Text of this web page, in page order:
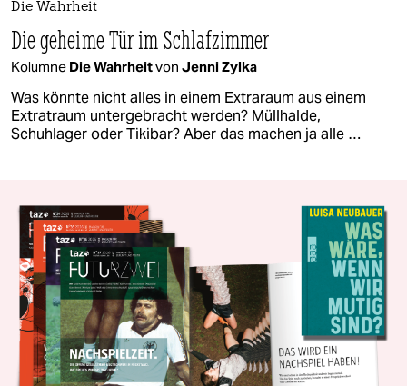
Die Wahrheit
Die geheime Tür im Schlafzimmer
Kolumne Die Wahrheitvon Jenni Zylka
Was könnte nicht alles in einem Extraraum aus einem
Extratraum untergebracht werden? Müllhalde,
Schuhlager oder Tikibar? Aber das machen ja alle …